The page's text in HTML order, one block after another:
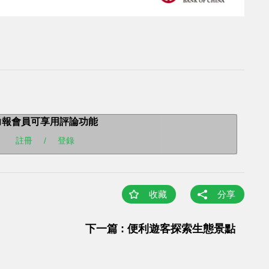
會員可享用評論功能
註冊 / 登錄
收藏 分享
下一篇 : 便利遊客探索生態景點